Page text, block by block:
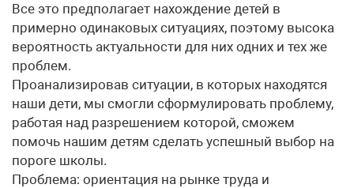
Все это предполагает нахождение детей в
примерно одинаковых ситуациях, поэтому высока
вероятность актуальности для них одних и тех же
проблем.
Проанализировав ситуации, в которых находятся
наши дети, мы смогли сформулировать проблему,
работая над разрешением которой, сможем
помочь нашим детям сделать успешный выбор на
пороге школы.
Проблема: ориентация на рынке труда и